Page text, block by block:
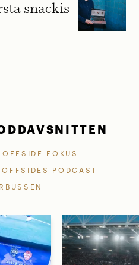
snackis
OFFSIDE FOKUS
OFFSIDES PODCAST